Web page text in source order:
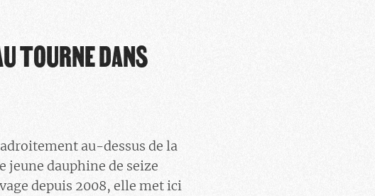
TOURNE DANS
au-dessus de la
jeune dauphine de seize
depuis 2008, elle met ici